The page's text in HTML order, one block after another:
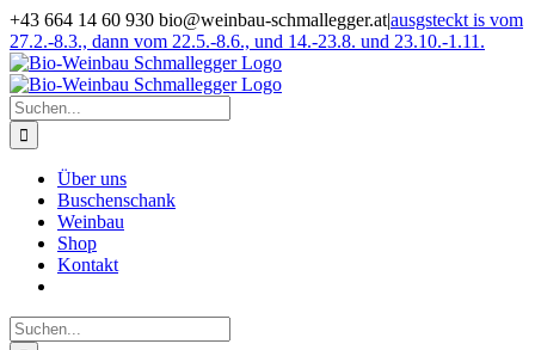
Zum
Inhalt
springen
+43 664 14 60 930 bio@weinbau-schmallegger.at|ausgsteckt is vom
27.2.-8.3., dann vom 22.5.-8.6., und 14.-23.8. und 23.10.-1.11.
Facebook
Instagram
Suche
nach:
Über uns
Buschenschank
Weinbau
Shop
Kontakt
Suche